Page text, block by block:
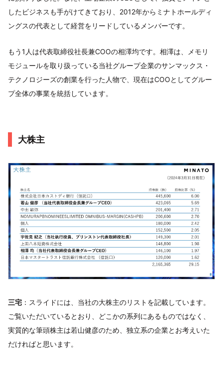
したビジネスも手がけてきており、2012年からミナトホールディ
ングスの代表として経営をリードしているメンバーです。
もう1人は代表取締役社長兼COOの相澤均です。相澤は、メモリ
モジュールを取り扱っている当社グループ企業のサンマックス・
テクノロジーズの創業を行った人物で、現在はCOOとしてグルー
プ全体の事業を統括しています。
大株主
三宅 ：スライドには、当社の大株主のリストを記載しています。
ご覧いただいているとおり、どこかの系列にあるものではなく、
実質的な筆頭株主は若山健彦のため、独立系の企業とお考えいた
だければと思います。